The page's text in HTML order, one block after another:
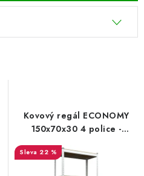
Reklamace zboží
Kovový regál ECONOMY
150x70x30 4 police -
pozinkovaný
22 %